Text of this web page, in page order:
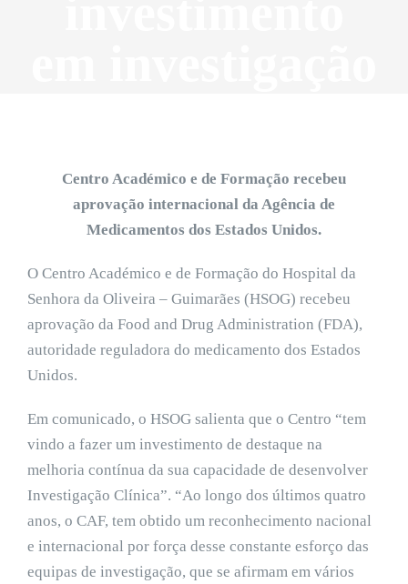
Centro Académico e de Formação recebeu
aprovação internacional da Agência de
Medicamentos dos Estados Unidos.
O Centro Académico e de Formação do Hospital da
Senhora da Oliveira – Guimarães (HSOG) recebeu
aprovação da Food and Drug Administration (FDA),
autoridade reguladora do medicamento dos Estados
Unidos.
Em comunicado, o HSOG salienta que o Centro “tem
vindo a fazer um investimento de destaque na
melhoria contínua da sua capacidade de desenvolver
Investigação Clínica”. “Ao longo dos últimos quatro
anos, o CAF, tem obtido um reconhecimento nacional
e internacional por força desse constante esforço das
equipas de investigação, que se afirmam em vários